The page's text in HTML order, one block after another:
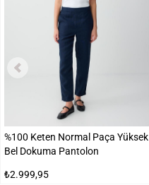
%100 Keten Normal Paça Yüksek
Bel Dokuma Pantolon
₺2.999,95